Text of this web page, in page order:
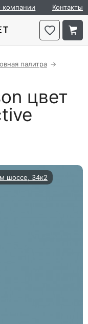
компании Контакты
палитра
цвет
шоссе, 34к2